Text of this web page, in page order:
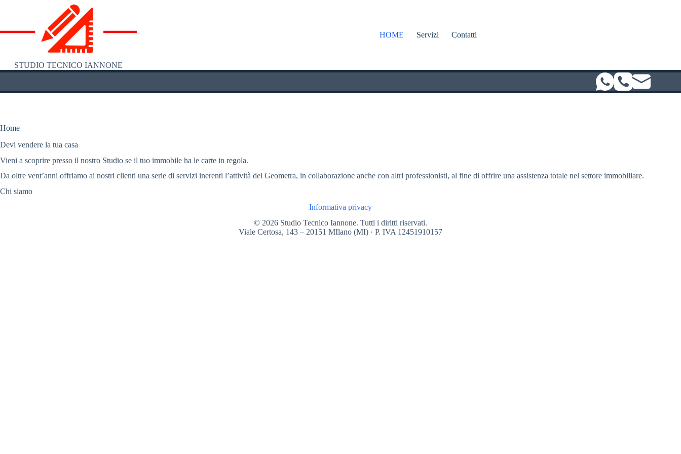
STUDIO TECNICO IANNONE
HOME Servizi Contatti
Home
Devi vendere la tua casa
Vieni a scoprire presso il nostro Studio se il tuo immobile ha le carte in regola.
Da oltre vent’anni offriamo ai nostri clienti una serie di servizi inerenti l’attività del Geometra, in collaborazione anche con altri professionisti, al fine di offrire una assistenza totale nel settore immobiliare.
Chi siamo
Informativa privacy
© 2026 Studio Tecnico Iannone. Tutti i diritti riservati.
Viale Certosa, 143 – 20151 MIlano (MI) · P. IVA 12451910157